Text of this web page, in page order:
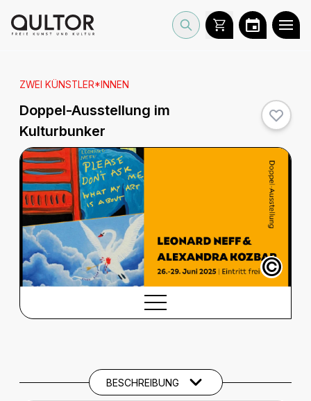
ZWEI KÜNSTLER*INNEN
Doppel-Ausstellung im
Kulturbunker
©
BARRIEREINFORMATIONEN
BESCHREIBUNG